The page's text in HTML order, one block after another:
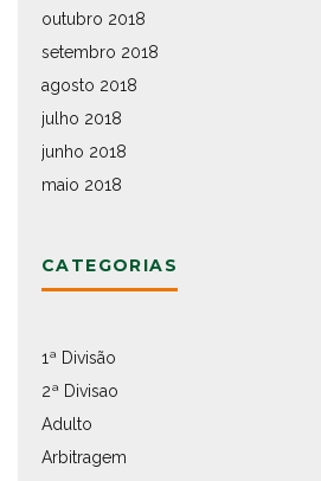
outubro 2018
setembro 2018
agosto 2018
julho 2018
junho 2018
maio 2018
CATEGORIAS
1ª Divisão
2ª Divisao
Adulto
Arbitragem